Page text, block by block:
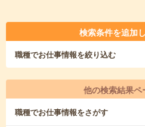
検索条件を追加
職種でお仕事情報を絞り込む
他の検索結果ペ
職種でお仕事情報をさがす